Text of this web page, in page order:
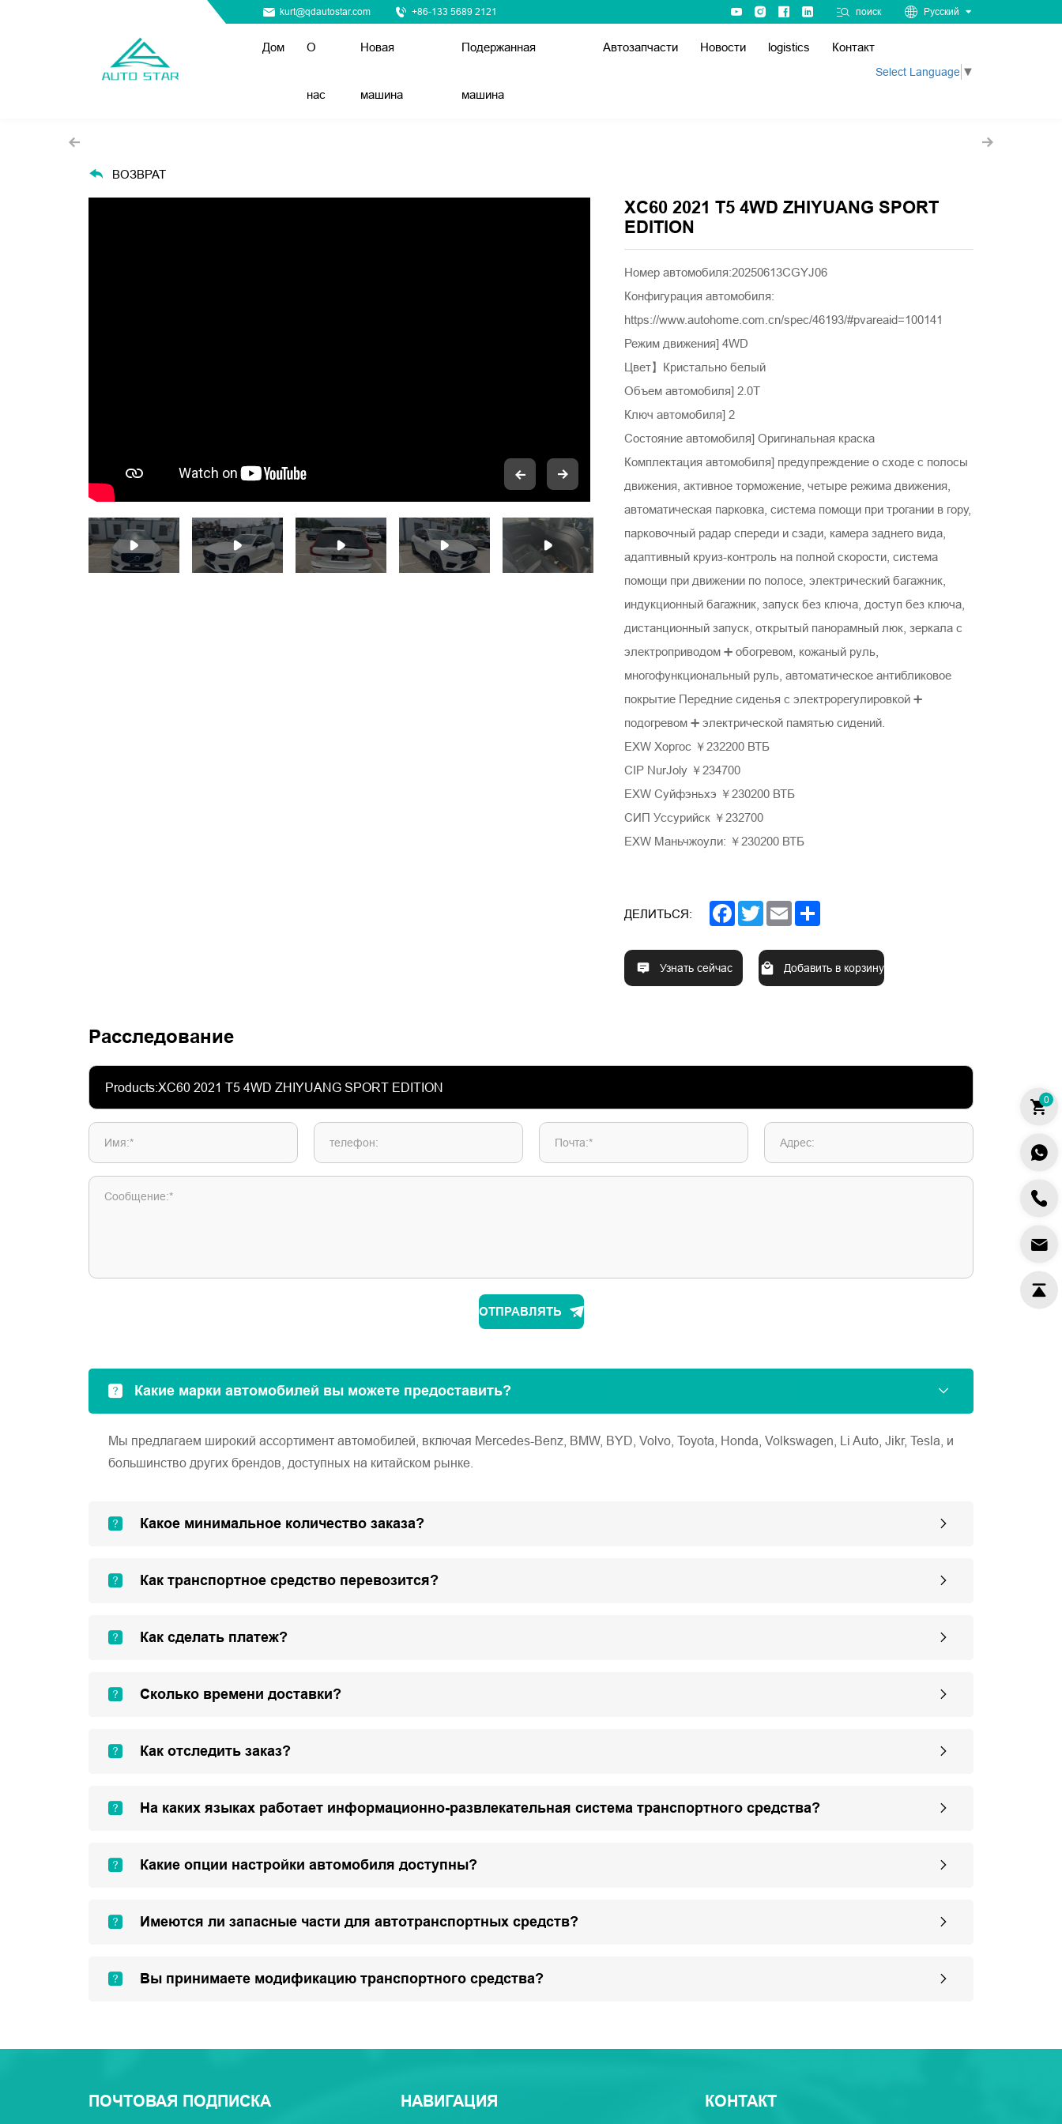
kurt@qdautostar.com +86-133 5689 2121 поиск Русский
Дом О
нас
Новая
машина
Подержанная
машина
Автозапчасти Новости logistics Контакт
Select Language ▼
ВОЗВРАТ
XC60 2021 T5 4WD ZHIYUANG SPORT
EDITION
Номер автомобиля:20250613CGYJ06
Конфигурация автомобиля:
https://www.autohome.com.cn/spec/46193/#pvareaid=100141
Режим движения] 4WD
Цвет】Кристально белый
Объем автомобиля] 2.0T
Ключ автомобиля] 2
Состояние автомобиля] Оригинальная краска
Комплектация автомобиля] предупреждение о сходе с полосы
движения, активное торможение, четыре режима движения,
автоматическая парковка, система помощи при трогании в гору,
парковочный радар спереди и сзади, камера заднего вида,
адаптивный круиз-контроль на полной скорости, система
помощи при движении по полосе, электрический багажник,
индукционный багажник, запуск без ключа, доступ без ключа,
дистанционный запуск, открытый панорамный люк, зеркала с
электроприводом ➕ обогревом, кожаный руль,
многофункциональный руль, автоматическое антибликовое
покрытие Передние сиденья с электрорегулировкой ➕
подогревом ➕ электрической памятью сидений.
EXW Хоргос ￥232200 ВТБ
CIP NurJoly ￥234700
EXW Суйфэньхэ ￥230200 ВТБ
СИП Уссурийск ￥232700
EXW Маньчжоули: ￥230200 ВТБ
ДЕЛИТЬСЯ: Facebook
TwitterEmail
Узнать сейчас Добавить в корзину
Расследование
Имя:* телефон: Почта:* Адрес:
Сообщение:*
ОТПРАВЛЯТЬ
Какие марки автомобилей вы можете предоставить?
Мы предлагаем широкий ассортимент автомобилей, включая Mercedes-Benz, BMW, BYD, Volvo, Toyota, Honda, Volkswagen, Li Auto, Jikr, Tesla, и
большинство других брендов, доступных на китайском рынке.
Какое минимальное количество заказа?
Как транспортное средство перевозится?
Как сделать платеж?
Сколько времени доставки?
Как отследить заказ?
На каких языках работает информационно-развлекательная система транспортного средства?
Какие опции настройки автомобиля доступны?
Имеются ли запасные части для автотранспортных средств?
Вы принимаете модификацию транспортного средства?
ПОЧТОВАЯ ПОДПИСКА НАВИГАЦИЯ КОНТАКТ
0